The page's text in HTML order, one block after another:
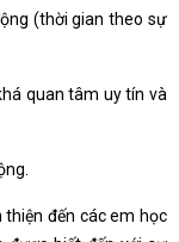
(thời gian theo sự
quan tâm uy tín và
đến các em học